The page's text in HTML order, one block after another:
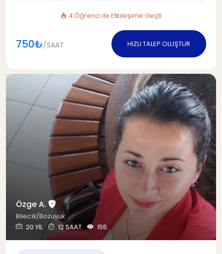
4 Öğrenci ile Etkileşime Geçti
750₺/SAAT HIZLI TALEP OLUŞTUR
Özge A.
Bilecik/Bozüyük
20 YIL
12 SAAT 155